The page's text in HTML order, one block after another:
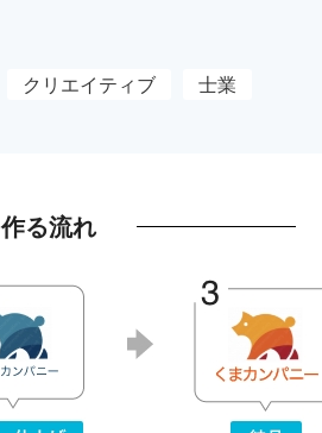
クリエイティブ 士業
る流れ